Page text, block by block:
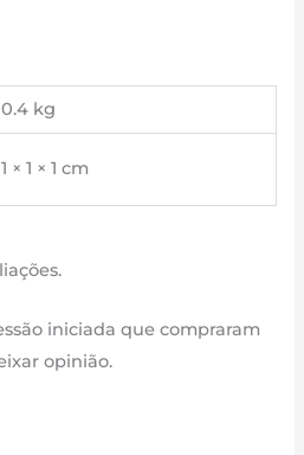
0.4 kg
1 × 1 × 1 cm
iniciada que compraram
opinião.